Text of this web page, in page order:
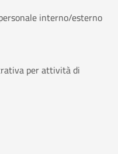
interno/esterno
per attività di